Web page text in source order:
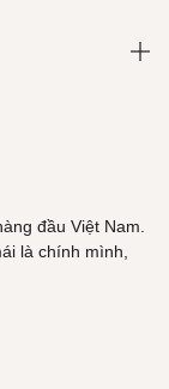
đầu Việt Nam.
là chính mình,